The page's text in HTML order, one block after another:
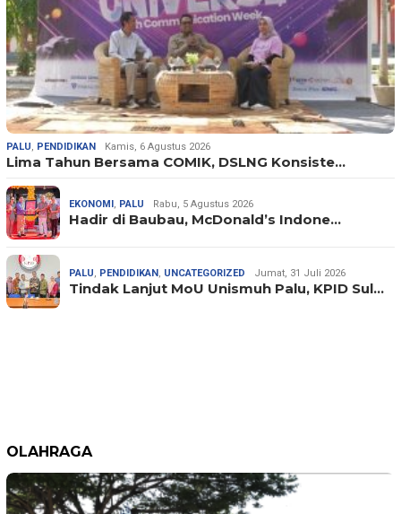
PALU, PENDIDIKAN Kamis, 6 Agustus 2026
Lima Tahun Bersama COMIK, DSLNG Konsiste…
EKONOMI, PALU Rabu, 5 Agustus 2026
Hadir di Baubau, McDonald’s Indone…
PALU, PENDIDIKAN, UNCATEGORIZED Jumat, 31 Juli 2026
Tindak Lanjut MoU Unismuh Palu, KPID Sul…
OLAHRAGA